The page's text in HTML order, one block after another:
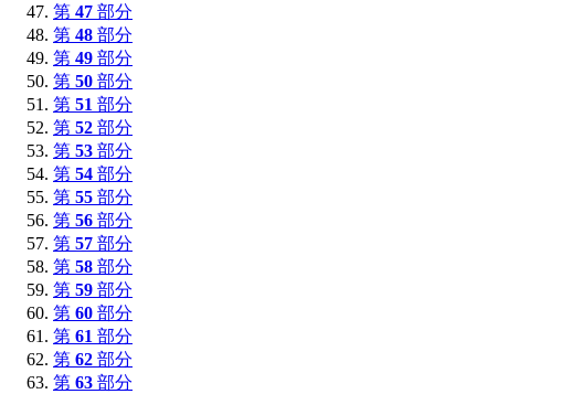
第 47 部分
第 48 部分
第 49 部分
第 50 部分
第 51 部分
第 52 部分
第 53 部分
第 54 部分
第 55 部分
第 56 部分
第 57 部分
第 58 部分
第 59 部分
第 60 部分
第 61 部分
第 62 部分
第 63 部分